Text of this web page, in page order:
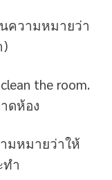
นความหมายว่า
)
the room.
ดห้อง
มหมายว่าให้
ทำ